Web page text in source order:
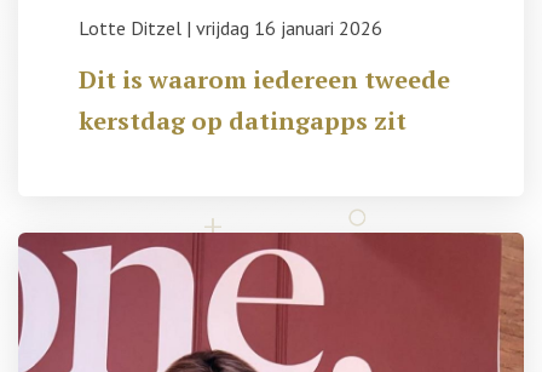
Lotte Ditzel | vrijdag 16 januari 2026
Dit is waarom iedereen tweede
kerstdag op datingapps zit